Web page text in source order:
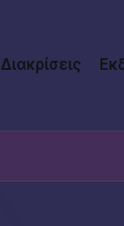
Διακρίσεις